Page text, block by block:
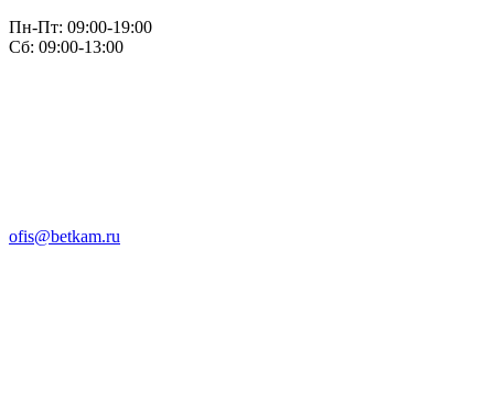
Пн-Пт: 09:00-19:00
Сб: 09:00-13:00
ofis@betkam.ru